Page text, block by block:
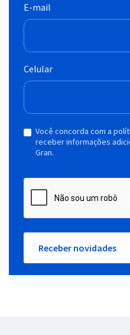
E-mail
Celular
Você concorda com a
receber informações
Gran.
Receber novidades